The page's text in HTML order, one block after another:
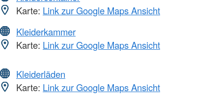
Karte: Link zur Google Maps Ansicht
Kleiderkammer
Karte: Link zur Google Maps Ansicht
Kleiderläden
Karte: Link zur Google Maps Ansicht